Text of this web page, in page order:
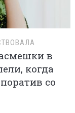
в
когда
со